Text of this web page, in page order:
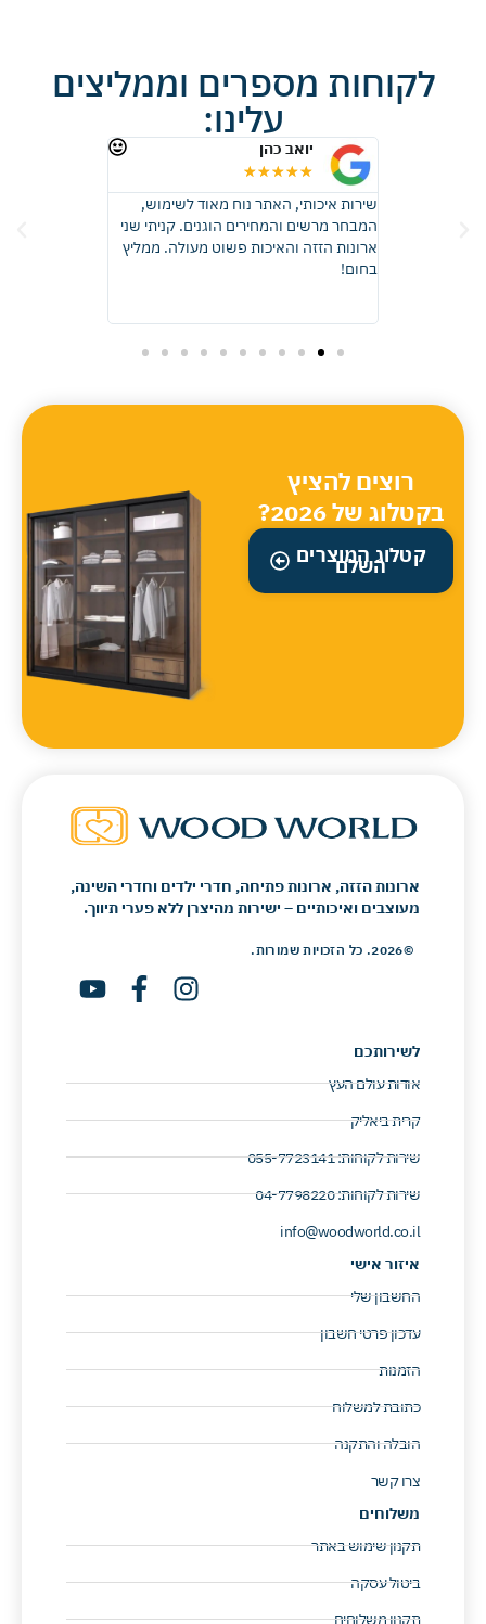
לקוחות מספרים וממליצים
עלינו:
יואב כהן
★
★
★
★
★
שירות איכותי, האתר נוח מאוד לשימוש,
המבחר מרשים והמחירים הוגנים. קניתי שני
ארונות הזזה והאיכות פשוט מעולה. ממליץ
בחום!
רוצים להציץ
בקטלוג של 2026?
קטלוג המוצרים
השלם
ארונות הזזה, ארונות פתיחה, חדרי ילדים וחדרי השינה,
מעוצבים ואיכותיים – ישירות מהיצרן ללא פערי תיווך.
©2026. כל הזכויות שמורות.
לשירותכם
אודות עולם העץ
קרית ביאליק
שירות לקוחות: 055-7723141 ​
שירות לקוחות: 04-7798220 ​
info@woodworld.co.il
איזור אישי
החשבון שלי
עדכון פרטי חשבון
הזמנות
כתובת למשלוח
הובלה והתקנה
צרו קשר
משלוחים
תקנון שימוש באתר
ביטול עסקה
תקנון משלוחים